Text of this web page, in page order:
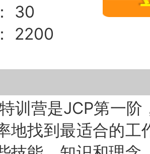
30
2200
训营是JCP第一阶
地找到最适合的工